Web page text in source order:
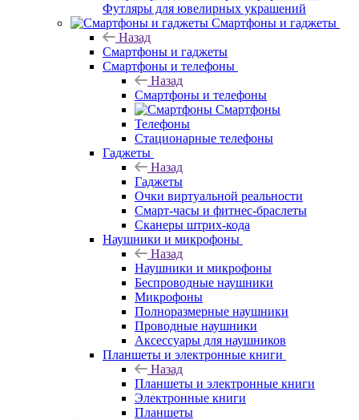
Футляры для ювелирных украшений
Смартфоны и гаджеты
Назад
Смартфоны и гаджеты
Смартфоны и телефоны
Назад
Смартфоны и телефоны
Смартфоны
Телефоны
Стационарные телефоны
Гаджеты
Назад
Гаджеты
Очки виртуальной реальности
Смарт-часы и фитнес-браслеты
Сканеры штрих-кода
Наушники и микрофоны
Назад
Наушники и микрофоны
Беспроводные наушники
Микрофоны
Полноразмерные наушники
Проводные наушники
Аксессуары для наушников
Планшеты и электронные книги
Назад
Планшеты и электронные книги
Электронные книги
Планшеты